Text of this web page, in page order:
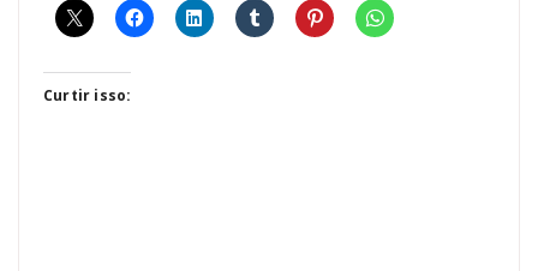
Curtir isso: